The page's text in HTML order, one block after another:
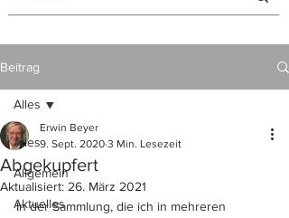
Beitrag
Alles
Allgemein
Aktuelles
Alles
Abgekupfert
Erwin Beyer
9. Sept. 2020 3 Min. Lesezeit
Aktualisiert: 26. März 2021
In der Sammlung, die ich in mehreren